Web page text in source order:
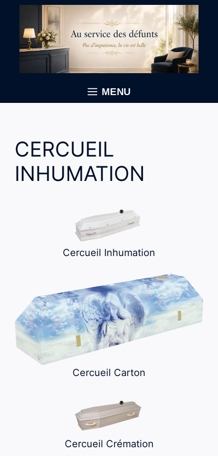
contenu
MENU
CERCUEIL
INHUMATION
Cercueil Inhumation
Cercueil Carton
Cercueil Crémation